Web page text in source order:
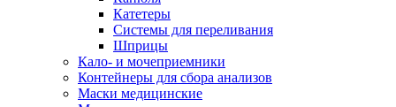
Катетеры
Системы для переливания
Шприцы
Кало- и мочеприемники
Контейнеры для сбора анализов
Маски медицинские